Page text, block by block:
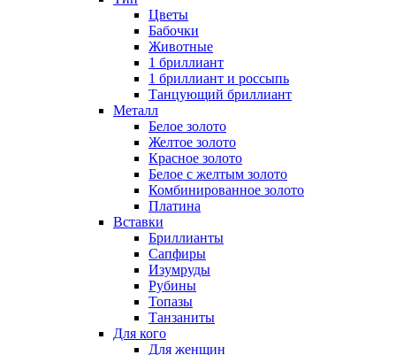
Цветы
Бабочки
Животные
1 бриллиант
1 бриллиант и россыпь
Танцующий бриллиант
Металл
Белое золото
Желтое золото
Красное золото
Белое с желтым золото
Комбинированное золото
Платина
Вставки
Бриллианты
Сапфиры
Изумруды
Рубины
Топазы
Танзаниты
Для кого
Для женщин